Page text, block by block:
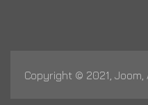
Copyright © 2021,